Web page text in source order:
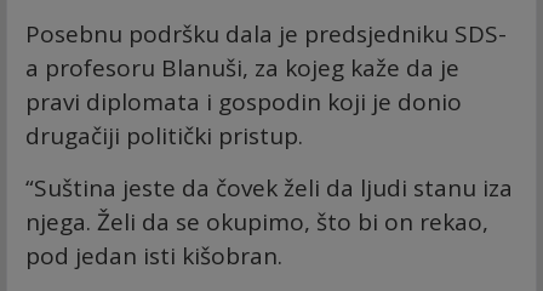
Posebnu podršku dala je predsjedniku SDS-
a profesoru Blanuši, za kojeg kaže da je
pravi diplomata i gospodin koji je donio
drugačiji politički pristup.
“Suština jeste da čovek želi da ljudi stanu iza
njega. Želi da se okupimo, što bi on rekao,
pod jedan isti kišobran.